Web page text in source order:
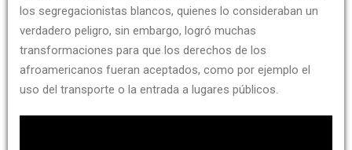
los segregacionistas blancos, quienes lo consideraban un
verdadero peligro, sin embargo, logró muchas
transformaciones para que los derechos de los
afroamericanos fueran aceptados, como por ejemplo el
uso del transporte o la entrada a lugares públicos.